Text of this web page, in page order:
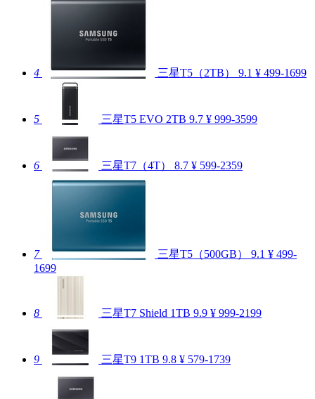
4 三星T5（2TB） 9.1 ¥ 499-1699
5 三星T5 EVO 2TB 9.7 ¥ 999-3599
6 三星T7（4T） 8.7 ¥ 599-2359
7 三星T5（500GB） 9.1 ¥ 499-
1699
8 三星T7 Shield 1TB 9.9 ¥ 999-2199
9 三星T9 1TB 9.8 ¥ 579-1739